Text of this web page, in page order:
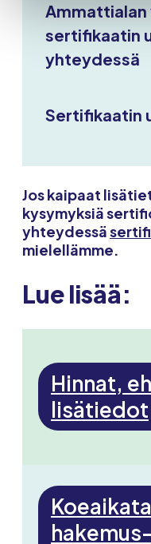
Ammattialan
sertifikaatin
yhteydessä
Sertifikaatin
Jos kaipaat
kysymyksiä
yhteydessä
mielellämme.
Lue lisää:
Hinnat,
lisätiedot